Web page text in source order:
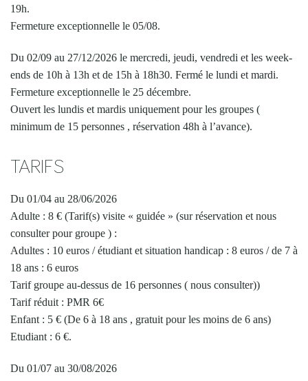
19h.
Fermeture exceptionnelle le 05/08.
Du 02/09 au 27/12/2026 le mercredi, jeudi, vendredi et les week-
ends de 10h à 13h et de 15h à 18h30. Fermé le lundi et mardi.
Fermeture exceptionnelle le 25 décembre.
Ouvert les lundis et mardis uniquement pour les groupes (
minimum de 15 personnes , réservation 48h à l’avance).
TARIFS
Du 01/04 au 28/06/2026
Adulte : 8 € (Tarif(s) visite « guidée » (sur réservation et nous
consulter pour groupe ) :
Adultes : 10 euros / étudiant et situation handicap : 8 euros / de 7 à
18 ans : 6 euros
Tarif groupe au-dessus de 16 personnes ( nous consulter))
Tarif réduit : PMR 6€
Enfant : 5 € (De 6 à 18 ans , gratuit pour les moins de 6 ans)
Etudiant : 6 €.
Du 01/07 au 30/08/2026